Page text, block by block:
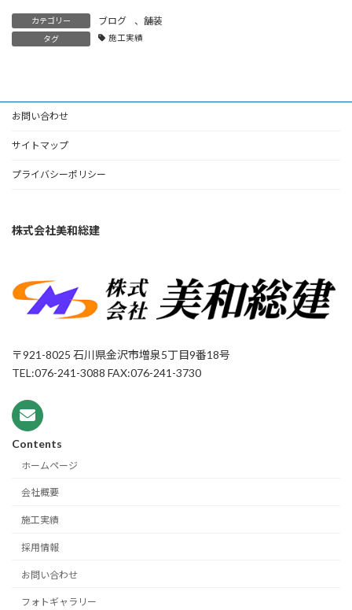
カテゴリー ブログ 、 舗装
タグ 施工実績
お問い合わせ
サイトマップ
プライバシーポリシー
株式会社美和総建
〒921-8025 石川県金沢市増泉5丁目9番18号
TEL:076-241-3088 FAX:076-241-3730
Contents
ホームページ
会社概要
施工実績
採用情報
お問い合わせ
フォトギャラリー